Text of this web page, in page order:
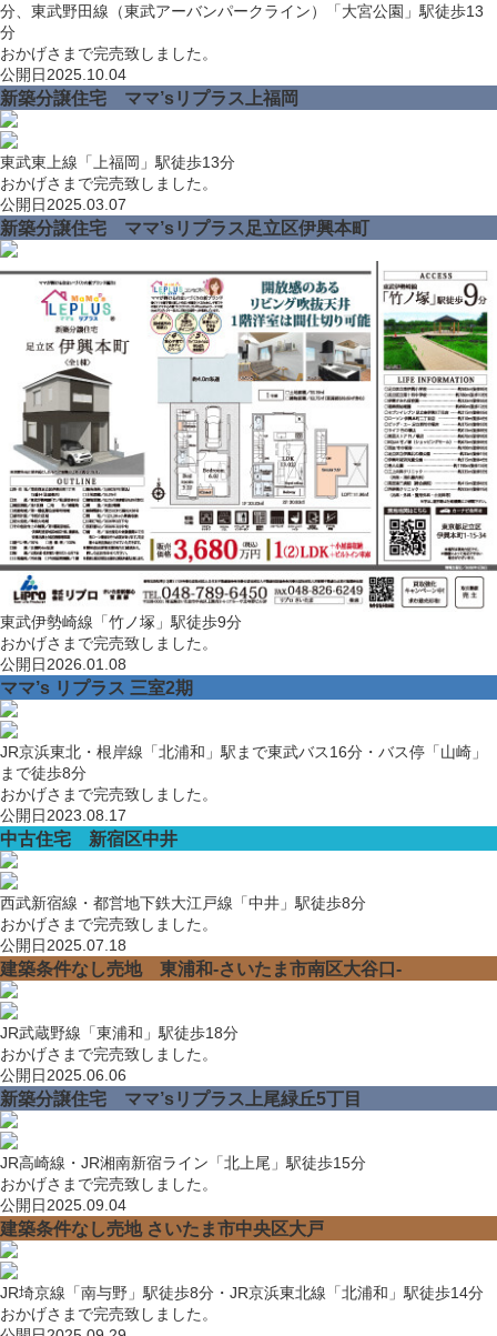
分、東武野田線（東武アーバンパークライン）「大宮公園」駅徒歩13
分
おかげさまで完売致しました。
公開日2025.10.04
新築分譲住宅 ママ’sリプラス上福岡
東武東上線「上福岡」駅徒歩13分
おかげさまで完売致しました。
公開日2025.03.07
新築分譲住宅 ママ’sリプラス足立区伊興本町
東武伊勢崎線「竹ノ塚」駅徒歩9分
おかげさまで完売致しました。
公開日2026.01.08
ママ’s リプラス 三室2期
JR京浜東北・根岸線「北浦和」駅まで東武バス16分・バス停「山崎」
まで徒歩8分
おかげさまで完売致しました。
公開日2023.08.17
中古住宅 新宿区中井
西武新宿線・都営地下鉄大江戸線「中井」駅徒歩8分
おかげさまで完売致しました。
公開日2025.07.18
建築条件なし売地 東浦和-さいたま市南区大谷口-
JR武蔵野線「東浦和」駅徒歩18分
おかげさまで完売致しました。
公開日2025.06.06
新築分譲住宅 ママ’sリプラス上尾緑丘5丁目
JR高崎線・JR湘南新宿ライン「北上尾」駅徒歩15分
おかげさまで完売致しました。
公開日2025.09.04
建築条件なし売地 さいたま市中央区大戸
JR埼京線「南与野」駅徒歩8分・JR京浜東北線「北浦和」駅徒歩14分
おかげさまで完売致しました。